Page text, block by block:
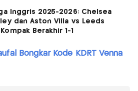
Inggris 2025-2026: Chelsea
dan Aston Villa vs Leeds
Berakhir 1-1
Bongkar Kode KDRT Venna